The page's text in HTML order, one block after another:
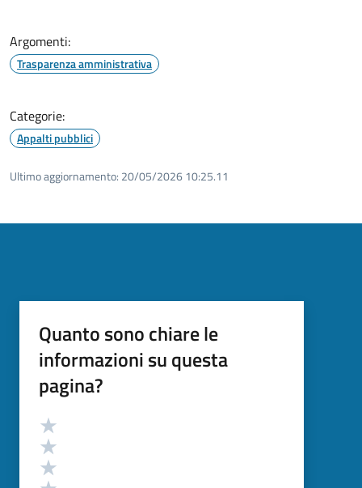
Argomenti:
Trasparenza amministrativa
Categorie:
Appalti pubblici
Ultimo aggiornamento: 20/05/2026 10:25.11
Quanto sono chiare le
informazioni su questa
pagina?
Valutazione